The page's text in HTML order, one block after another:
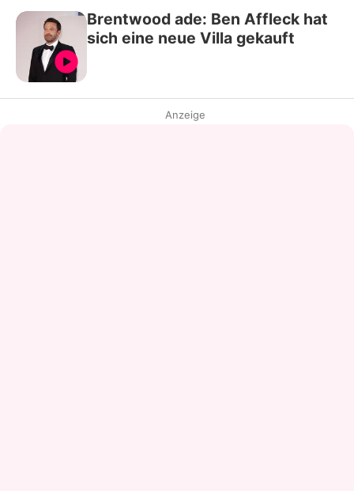
Brentwood ade: Ben Affleck hat
sich eine neue Villa gekauft
Anzeige